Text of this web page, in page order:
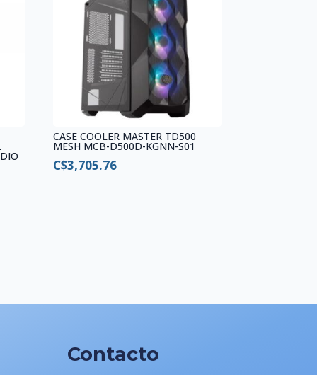
CASE COOLER MASTER TD500
MESH MCB-D500D-KGNN-S01
C$3,705.76
Contacto